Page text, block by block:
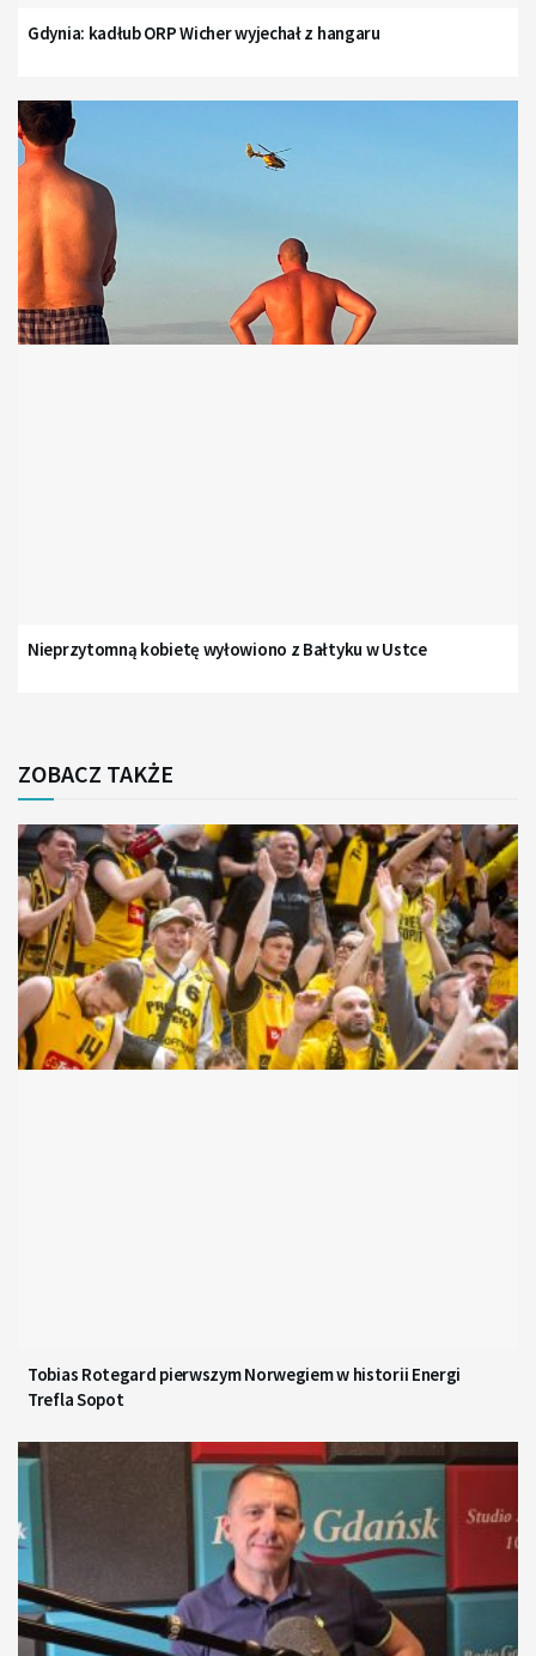
Gdynia: kadłub ORP Wicher wyjechał z hangaru
Nieprzytomną kobietę wyłowiono z Bałtyku w Ustce
ZOBACZ TAKŻE
Tobias Rotegard pierwszym Norwegiem w historii Energi
Trefla Sopot